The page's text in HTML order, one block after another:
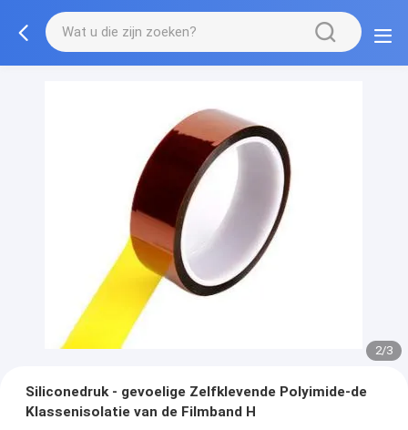
2/3
Siliconedruk - gevoelige Zelfklevende Polyimide-de
Klassenisolatie van de Filmband H